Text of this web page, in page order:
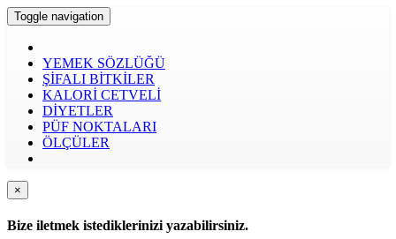
Toggle navigation
YEMEK SÖZLÜĞÜ
ŞİFALI BİTKİLER
KALORİ CETVELİ
DİYETLER
PÜF NOKTALARI
ÖLÇÜLER
×
Bize iletmek istediklerinizi yazabilirsiniz.